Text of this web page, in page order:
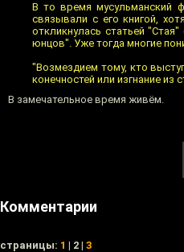
В то время мусульманский
связывали с его книгой,
откликнулась статьей
юнцов". Уже тогда многие
"Возмездием тому, кто
конечностей или изгнание из
В замечательное время живём.
Комментарии
cтраницы: 1 | 2 | 3